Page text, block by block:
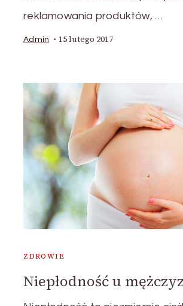
reklamowania produktów, …
Admin 15 lutego 2017
ZDROWIE
Niepłodność u